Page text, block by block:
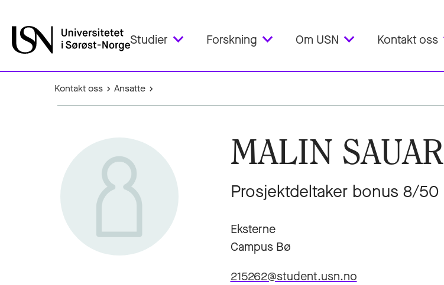
Studier Forskning Om USN Kontakt oss
Kontakt oss Ansatte
MALIN SAUAR
Prosjektdeltaker bonus 8/50
Eksterne
Campus Bø
215262@student.usn.no